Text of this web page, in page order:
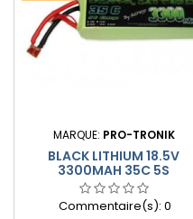
MARQUE: PRO-TRONIK
BLACK LITHIUM 18.5V
3300MAH 35C 5S
Commentaire(s): 0